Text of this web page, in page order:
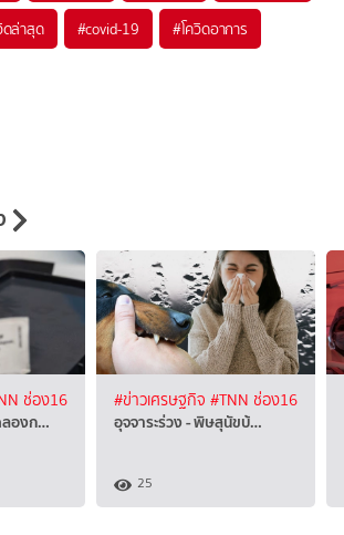
ดล่าสุด #covid-19 #โควิดอาการ
ช่อง16
ลองก…
#ข่าวเศรษฐกิจ #TNN ช่อง16
อุจจาระร่วง - พิษสุนัขบ้…
25